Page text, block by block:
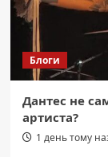
Блоги
Дантес не
артиста?
1 день тому